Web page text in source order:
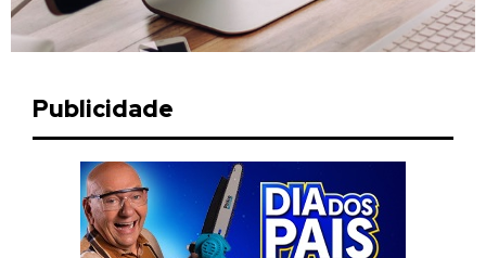
Publicidade